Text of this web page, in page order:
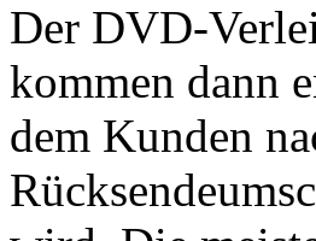
Der DVD-
kommen dann
dem Kunden